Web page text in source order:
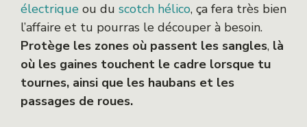
électrique ou du scotch hélico, ça fera très bien
l’affaire et tu pourras le découper à besoin.
Protège les zones où passent les sangles, là
où les gaines touchent le cadre lorsque tu
tournes, ainsi que les haubans et les
passages de roues.